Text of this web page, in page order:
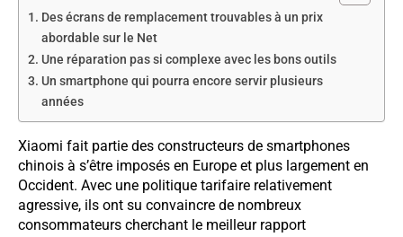
Des écrans de remplacement trouvables à un prix
abordable sur le Net
Une réparation pas si complexe avec les bons outils
Un smartphone qui pourra encore servir plusieurs
années
Xiaomi fait partie des constructeurs de smartphones
chinois à s’être imposés en Europe et plus largement en
Occident. Avec une politique tarifaire relativement
agressive, ils ont su convaincre de nombreux
consommateurs cherchant le meilleur rapport